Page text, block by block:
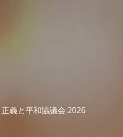
義と平和協議会 2026